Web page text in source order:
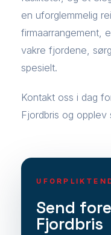
en uforglemmelig
firmaarrangement,
vakre fjordene,
spesielt.
Kontakt oss i dag
Fjordbris og
Send
Fjordbris